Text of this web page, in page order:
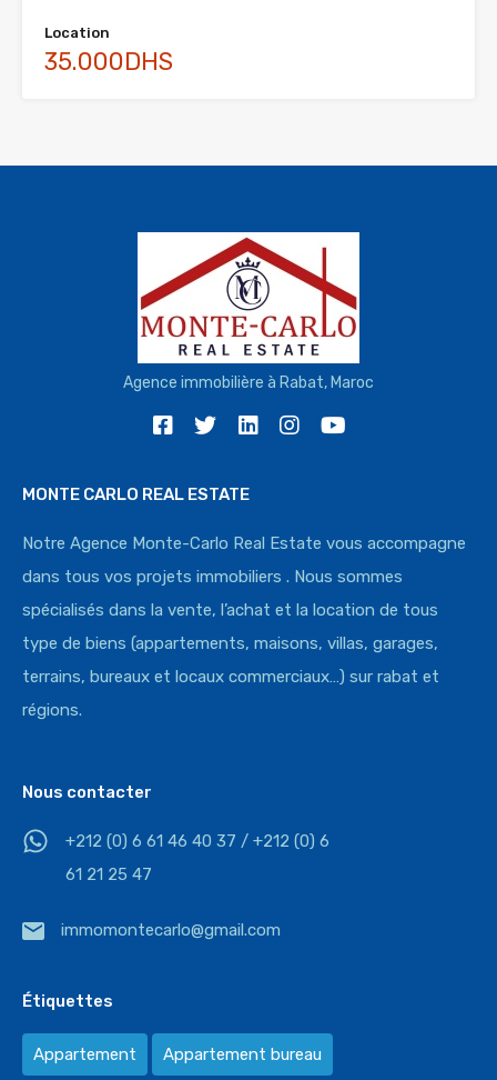
Location
35.000DHS
Agence immobilière à Rabat, Maroc
MONTE CARLO REAL ESTATE
Notre Agence Monte-Carlo Real Estate vous accompagne
dans tous vos projets immobiliers . Nous sommes
spécialisés dans la vente, l’achat et la location de tous
type de biens (appartements, maisons, villas, garages,
terrains, bureaux et locaux commerciaux…) sur rabat et
régions.
Nous contacter
+212 (0) 6 61 46 40 37 / +212 (0) 6
61 21 25 47
immomontecarlo@gmail.com
Étiquettes
Appartement Appartement bureau